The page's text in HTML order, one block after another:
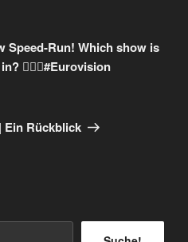
Speed-Run! Which show is
🏃🏻‍♂️#Eurovision
Ein Rückblick